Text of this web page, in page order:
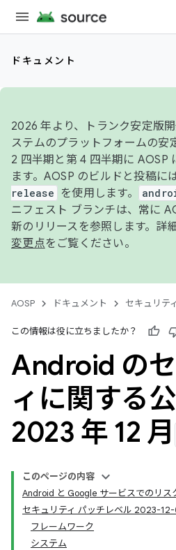
ドキュメント
2026 年より、トランク安定版
ステムのプラットフォームの安
2 四半期と第 4 四半期に AOSP
ます。AOSP のビルドと投稿には
release
を使用します。
ニフェスト ブランチは、常に
新のリリースを参照します。詳
変更点をご覧ください。
AOSP ドキュメント セキュリティ
この情報は役に立ちましたか？
Android の
ィに関する
2023 年 12 月
このページの内容
Android と Google サービスでのリス
セキュリティ パッチレベル 2023-
フレームワーク
システム